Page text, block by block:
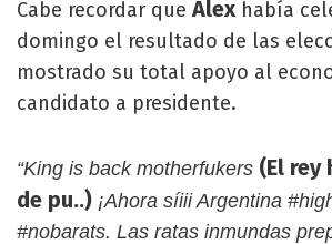
Cabe recordar queAlex había
domingo el resultado de las
mostrado su total apoyo al
candidato a presidente.
“King is back motherfukers (El rey
de pu..) ¡Ahora síiii Argentina
#nobarats. Las ratas inmundas